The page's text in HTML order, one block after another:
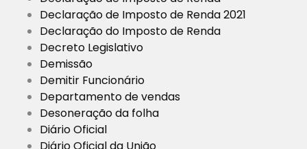
Declaração de Imposto de Renda 2021
Declaração do Imposto de Renda
Decreto Legislativo
Demissão
Demitir Funcionário
Departamento de vendas
Desoneração da folha
Diário Oficial